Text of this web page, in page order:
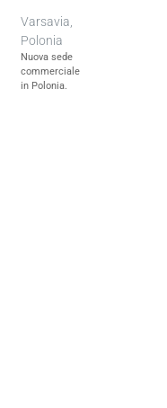
Varsavia,
Polonia
Nuova sede
commerciale
in Polonia.